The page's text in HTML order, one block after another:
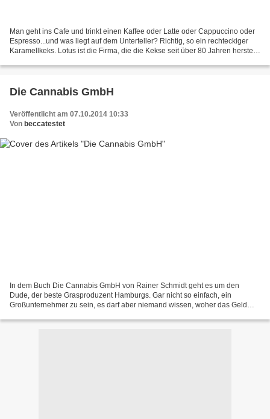
Man geht ins Cafe und trinkt einen Kaffee oder Latte oder Cappuccino oder
Espresso...und was liegt auf dem Unterteller? Richtig, so ein rechteckiger
Karamellkeks. Lotus ist die Firma, die die Kekse seit über 80 Jahren herstellt
Die Cannabis GmbH
Veröffentlicht am 07.10.2014 10:33
Von beccatestet
In dem Buch Die Cannabis GmbH von Rainer Schmidt geht es um den
Dude, der beste Grasproduzent Hamburgs. Gar nicht so einfach, ein
Großunternehmer zu sein, es darf aber niemand wissen, woher das Geld